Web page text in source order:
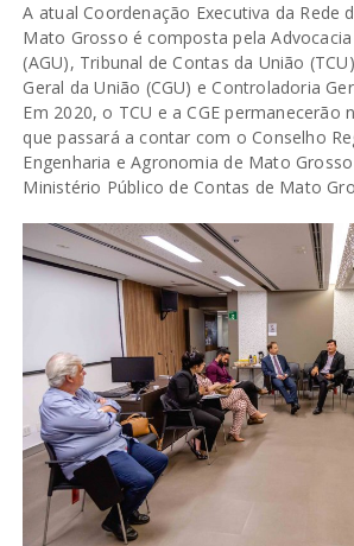
A atual Coordenação Executiva da Rede
Mato Grosso é composta pela
(AGU), Tribunal de Contas da União
Geral da União (CGU) e Controladoria
Em 2020, o TCU e a CGE permanecerão
que passará a contar com o Conselho
Engenharia e Agronomia de Mato
Ministério Público de Contas de Mato